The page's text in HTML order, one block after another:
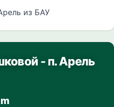
из БАУ
- п. Арель